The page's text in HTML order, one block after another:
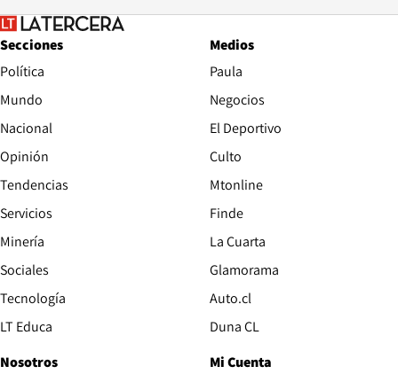
Secciones
Política
Mundo
Nacional
Opinión
Tendencias
Servicios
Minería
Sociales
Tecnología
LT Educa
Medios
Paula
Negocios
El Deportivo
Culto
Mtonline
Finde
La Cuarta
Glamorama
Auto.cl
Duna CL
Nosotros
Mi Cuenta